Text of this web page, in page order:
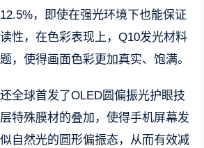
，即使在强光环境下也能保证
性，在色彩表现上，Q10发光材料
，使得画面色彩更加真实、饱满。
全球首发了OLED圆偏振光护眼技
特殊膜材的叠加，使得手机屏幕发
自然光的圆形偏振态，从而有效减